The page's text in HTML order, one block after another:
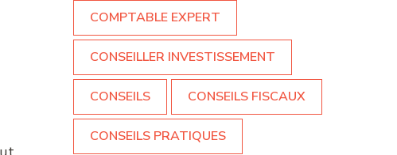
COMPTABLE EXPERT
CONSEILLER INVESTISSEMENT
CONSEILS CONSEILS FISCAUX
CONSEILS PRATIQUES